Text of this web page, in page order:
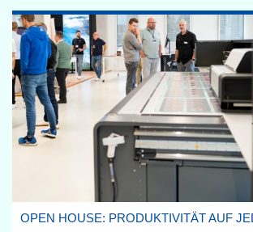
OPEN HOUSE: PRODUKTIVITÄT AUF